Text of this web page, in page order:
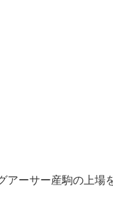
ーサー産駒の上場